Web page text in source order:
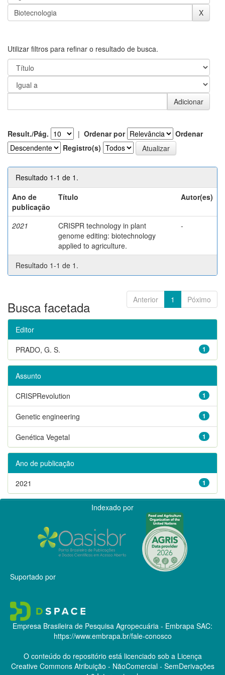
Utilizar filtros para refinar o resultado de busca.
Result./Pág. | Ordenar por
Ordenar
Registro(s)
Resultado 1-1 de 1.
Ano de
publicação
Título Autor(es)
2021
CRISPR technology in plant
genome editing: biotechnology
applied to agriculture.
-
Resultado 1-1 de 1.
Anterior 1 Póximo
Busca facetada
Editor
1
PRADO, G. S.
Assunto
1
CRISPRevolution
1
Genetic engineering
1
Genética Vegetal
Ano de publicação
1
2021
Indexado por
Suportado por
Empresa Brasileira de Pesquisa Agropecuária - Embrapa SAC:
https://www.embrapa.br/fale-conosco
O conteúdo do repositório está licenciado sob a Licença
Creative CommonsAtribuição - NãoComercial - SemDerivações